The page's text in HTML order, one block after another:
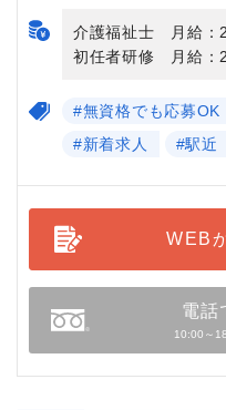
介護福祉士 月給：
初任者研修 月給：
#無資格でも応募OK
#新着求人
#駅近
WEB
電話
10:00～